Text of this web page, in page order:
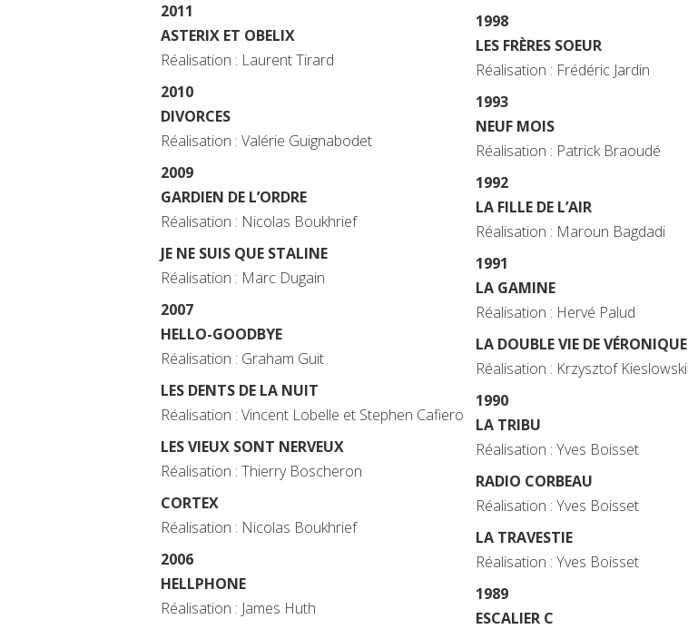
2011
ASTERIX ET OBELIX
Réalisation : Laurent Tirard
2010
DIVORCES
Réalisation : Valérie Guignabodet
2009
GARDIEN DE L’ORDRE
Réalisation : Nicolas Boukhrief
JE NE SUIS QUE STALINE
Réalisation : Marc Dugain
2007
HELLO-GOODBYE
Réalisation : Graham Guit
LES DENTS DE LA NUIT
Réalisation : Vincent Lobelle et Stephen Cafiero
LES VIEUX SONT NERVEUX
Réalisation : Thierry Boscheron
CORTEX
Réalisation : Nicolas Boukhrief
2006
HELLPHONE
Réalisation : James Huth
1998
LES FRÈRES SOEUR
Réalisation : Frédéric Jardin
1993
NEUF MOIS
Réalisation : Patrick Braoudé
1992
LA FILLE DE L’AIR
Réalisation : Maroun Bagdadi
1991
LA GAMINE
Réalisation : Hervé Palud
LA DOUBLE VIE DE VÉRONIQUE
Réalisation : Krzysztof Kieslowski
1990
LA TRIBU
Réalisation : Yves Boisset
RADIO CORBEAU
Réalisation : Yves Boisset
LA TRAVESTIE
Réalisation : Yves Boisset
1989
ESCALIER C